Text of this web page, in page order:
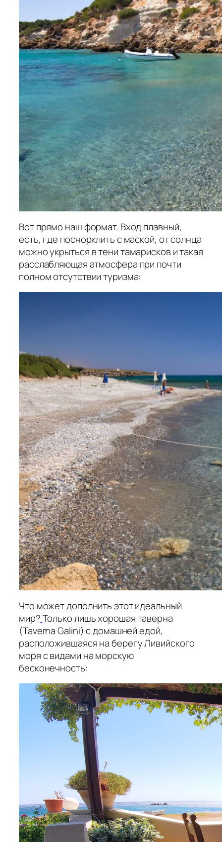
Вот прямо наш формат. Вход плавный,
есть, где поснорклить с маской, от солнца
можно укрыться в тени тамарисков и такая
расслабляющая атмосфера при почти
полном отсутствии туризма:
Что может дополнить этот идеальный
мир?Только лишь хорошая таверна
(Taverna Galini) с домашней едой,
расположившаяся на берегу Ливийского
моря с видами на морскую
бесконечность: